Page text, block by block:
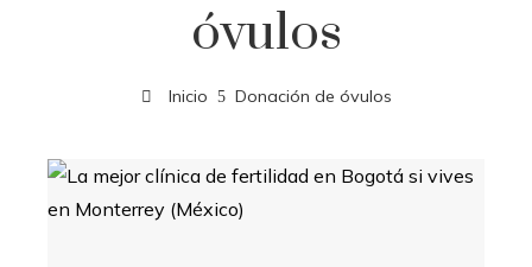
óvulos
Inicio Donación de óvulos